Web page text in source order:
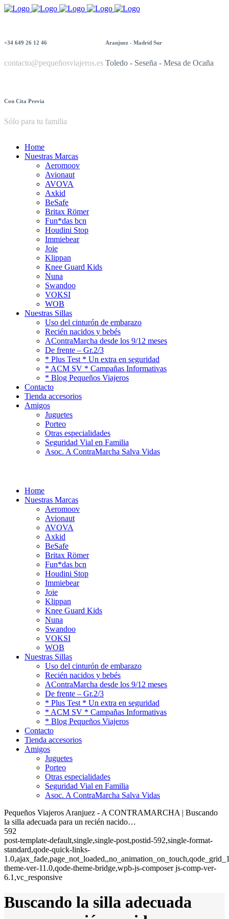
+34 649 26 12 46
contacto@pequeñosviajeros.es
Aranjuez - Madrid Sur
Toledo - Seseña - Mesa de Ocaña
Con Cita Previa
Sólo para tu familia
Home
Nuestras Marcas
Aeromoov
Avionaut
AVOVA
Axkid
BeSafe
Britax Römer
Fun*das bcn
Houdini Stop
Immiebear
Joie
Klippan
Knee Guard Kids
Nuna
Swandoo
VOKSI
WOB
Nuestras Sillas
Uso del cinturón de embarazo
Recién nacidos y bebés
AContraMarcha desde los 9/12 meses
De frente – Gr.2/3
* Plus Test * Un extra en seguridad
* ACM SV * Campañas Informativas
* Blog Pequeños Viajeros
Contacto
Tienda accesorios
Amigos
Juguetes
Porteo
Otras especialidades
Seguridad Vial en Familia
Asoc. A ContraMarcha Salva Vidas
Home
Nuestras Marcas
Aeromoov
Avionaut
AVOVA
Axkid
BeSafe
Britax Römer
Fun*das bcn
Houdini Stop
Immiebear
Joie
Klippan
Knee Guard Kids
Nuna
Swandoo
VOKSI
WOB
Nuestras Sillas
Uso del cinturón de embarazo
Recién nacidos y bebés
AContraMarcha desde los 9/12 meses
De frente – Gr.2/3
* Plus Test * Un extra en seguridad
* ACM SV * Campañas Informativas
* Blog Pequeños Viajeros
Contacto
Tienda accesorios
Amigos
Juguetes
Porteo
Otras especialidades
Seguridad Vial en Familia
Asoc. A ContraMarcha Salva Vidas
Pequeños Viajeros Aranjuez - A CONTRAMARCHA | Buscando
la silla adecuada para un recién nacido…
592
post-template-default,single,single-post,postid-592,single-format-
standard,qode-quick-links-
theme-ver-11.0,qode-theme-bridge,wpb-js-composer js-comp-ver-
6.1,vc_responsive
Buscando la silla adecuada